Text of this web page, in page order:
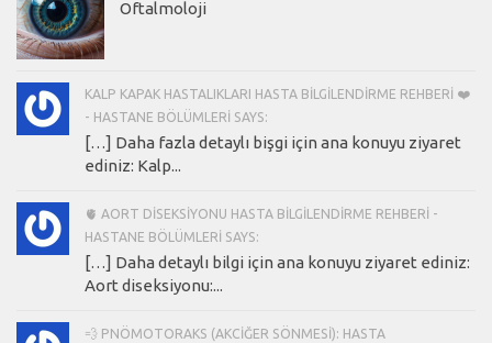
Oftalmoloji
KALP KAPAK HASTALIKLARI HASTA BILGILENDIRME REHBERI ❤️
- HASTANE BÖLÜMLERI SAYS:
[…] Daha fazla detaylı bişgi için ana konuyu ziyaret
ediniz: Kalp...
🫀 AORT DISEKSIYONU HASTA BILGILENDIRME REHBERI -
HASTANE BÖLÜMLERI SAYS:
[…] Daha detaylı bilgi için ana konuyu ziyaret ediniz:
Aort diseksiyonu:...
💨 PNÖMOTORAKS (AKCIĞER SÖNMESI): HASTA